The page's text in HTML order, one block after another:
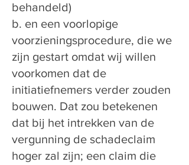
behandeld)
b. en een voorlopige
voorzieningsprocedure, die we
zijn gestart omdat wij willen
voorkomen dat de
initiatiefnemers verder zouden
bouwen. Dat zou betekenen
dat bij het intrekken van de
vergunning de schadeclaim
hoger zal zijn; een claim die